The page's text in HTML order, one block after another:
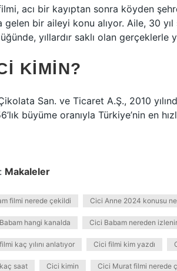
acı bir kayıptan sonra köyden
gelen bir aileyi konu alıyor. Aile, 30
yıllardır saklı olan gerçeklerle
KIMIN?
San. ve Ticaret A.Ş., 2010
büyüme oranıyla Türkiye’nin en
Makaleler
filmi nerede çekildi Cici Anne 2024 konusu
hangi kanalda Cici Babam nereden izlenir
kaç yılını anlatıyor Cici filmi kim yazdı
saat Cici kimin Cici Murat filmi nerede